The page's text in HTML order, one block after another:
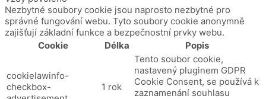
Nezbytné soubory cookie jsou naprosto nezbytné pro
správné fungování webu. Tyto soubory cookie anonymně
zajišťují základní funkce a bezpečnostní prvky webu.
Cookie
Délka Popis
cookielawinfo-
checkbox-
1 rok
Tento soubor cookie,
nastavený pluginem GDPR
Cookie Consent, se používá k
zaznamenání souhlasu